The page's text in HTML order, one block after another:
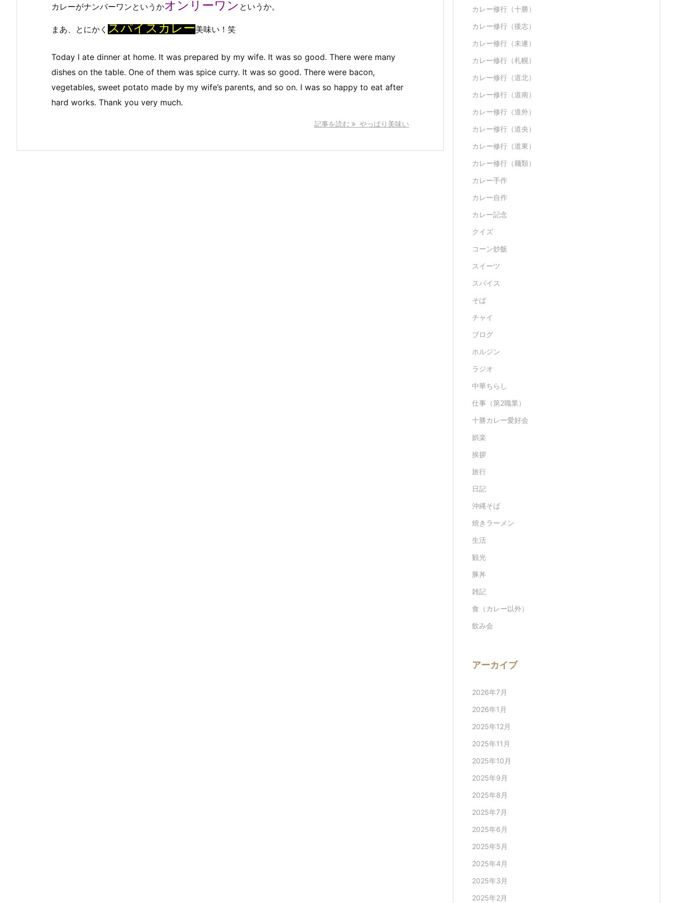
カレーがナンバーワンというかオンリーワン というか。
まあ、とにかく スパイスカレー美味い！笑
Today I ate dinner at home. It was prepared by my wife. It was so good. There were many
dishes on the table. One of them was spice curry. It was so good. There were bacon,
vegetables, sweet potato made by my wife’s parents, and so on. I was so happy to eat after
hard works. Thank you very much.
記事を読む やっぱり美味い
カレー修行（十勝）
カレー修行（後志）
カレー修行（未遂）
カレー修行（札幌）
カレー修行（道北）
カレー修行（道南）
カレー修行（道外）
カレー修行（道央）
カレー修行（道東）
カレー修行（麺類）
カレー手作
カレー自作
カレー記念
クイズ
コーン炒飯
スイーツ
スパイス
そば
チャイ
ブログ
ホルジン
ラジオ
中華ちらし
仕事（第2職業）
十勝カレー愛好会
娯楽
挨拶
旅行
日記
沖縄そば
焼きラーメン
生活
観光
豚丼
雑記
食（カレー以外）
飲み会
アーカイブ
2026年7月
2026年1月
2025年12月
2025年11月
2025年10月
2025年9月
2025年8月
2025年7月
2025年6月
2025年5月
2025年4月
2025年3月
2025年2月